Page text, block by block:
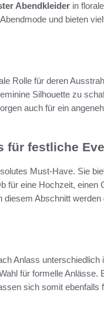
Abendkleider in
und bieten
Rolle für deren
Silhouette zu
auch für ein
für festliche
Must-Have. Sie
für eine Hochzeit, einen
Abschnitt
Anlass
für formelle Anlässe.
sich somit ebenfalls